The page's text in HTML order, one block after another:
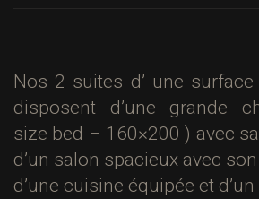
Nos 2 suites d’ une
disposent d’une grande
size bed – 160×200 ) avec
d’un salon spacieux avec
d’une cuisine équipée et